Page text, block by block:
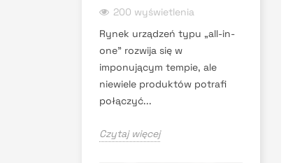
200 wyświetlenia
Rynek urządzeń typu „all-in-
one” rozwija się w
imponującym tempie, ale
niewiele produktów potrafi
połączyć...
Czytaj więcej